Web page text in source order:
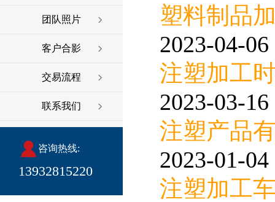
团队照片
客户合影
交易流程
联系我们
咨询热线:
13932815220
塑料制品
2023-04-
注塑加工
2023-03-
注塑产品
2023-01-
注塑加工